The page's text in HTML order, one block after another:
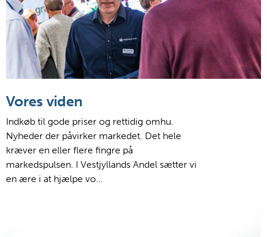
Vores viden
Indkøb til gode priser og rettidig omhu.
Nyheder der påvirker markedet. Det hele
kræver en eller flere fingre på
markedspulsen. I Vestjyllands Andel sætter vi
en ære i at hjælpe vo…